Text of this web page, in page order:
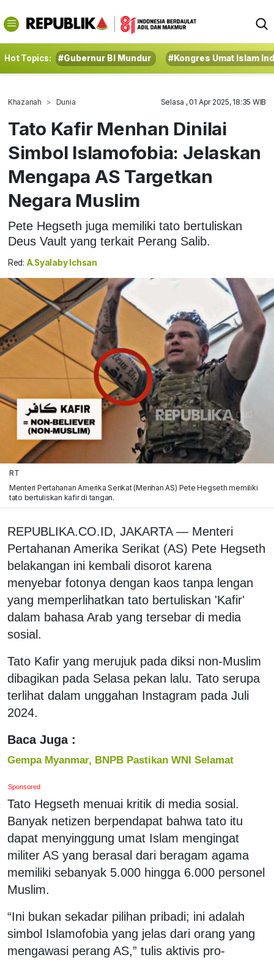
Hot Topics: #Gubernur BI Mundur #Kongres Umat Islam
Khazanah Dunia Selasa , 01 Apr 2025, 18:35 WIB
Tato Kafir Menhan Dinilai
Simbol Islamofobia: Jelaskan
Mengapa AS Targetkan
Negara Muslim
Pete Hegseth juga memiliki tato bertuliskan
Deus Vault yang terkait Perang Salib.
Red: A.Syalaby Ichsan
RT
Menteri Pertahanan Amerika Serikat (Menhan AS) Pete Hegseth memiliki
tato bertuliskan kafir di tangan.
REPUBLIKA.CO.ID, JAKARTA — Menteri
Pertahanan Amerika Serikat (AS) Pete Hegseth
belakangan ini kembali disorot karena
menyebar fotonya dengan kaos tanpa lengan
yang memperlihatkan tato bertuliskan 'Kafir'
dalam bahasa Arab yang tersebar di media
sosial.
Tato Kafir yang merujuk pada diksi non-Muslim
dibagikan pada Selasa pekan lalu. Tato serupa
terlihat dalam unggahan Instagram pada Juli
2024.
Baca Juga :
Gempa Myanmar, BNPB Pastikan WNI Selamat
Sponsored
Tato Hegseth menuai kritik di media sosial.
Banyak netizen berpendapat bahwa tato itu
dapat menyinggung umat Islam mengingat
militer AS yang berasal dari beragam agama
memiliki sebanyak 5.000 hingga 6.000 personel
Muslim.
“Ini bukan sekadar pilihan pribadi; ini adalah
simbol Islamofobia yang jelas dari orang yang
mengawasi perang AS,” tulis aktivis pro-